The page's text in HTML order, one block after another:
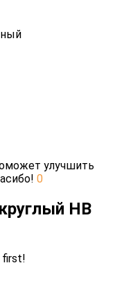
улучшить
0
HB
first!